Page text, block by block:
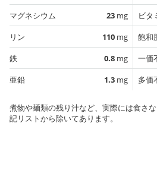
マグネシウム
23 mg
リン
110 mg
鉄
0.8 mg
亜鉛
1.3 mg
ビタ
飽和
一価
多価
煮物や麺類の残り汁など、実際には食さ
記リストから除いてあります。